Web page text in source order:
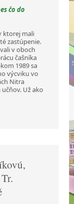
čo do
ktorej mali
zastúpenie.
v oboch
čašníka
1989 sa
výcviku vo
Nitra
Už ako